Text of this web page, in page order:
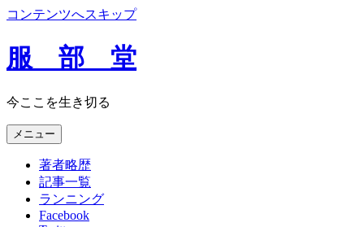
コンテンツへスキップ
服 部 堂
今ここを生き切る
メニュー
著者略歴
記事一覧
ランニング
Facebook